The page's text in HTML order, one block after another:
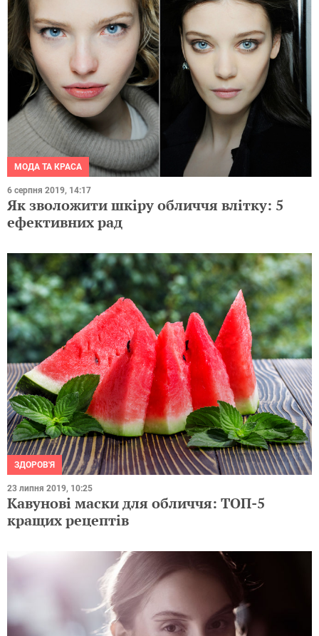
МОДА ТА КРАСА
6 серпня 2019, 14:17
Як зволожити шкіру обличчя влітку: 5
ефективних рад
ЗДОРОВ'Я
23 липня 2019, 10:25
Кавунові маски для обличчя: ТОП-5
кращих рецептів